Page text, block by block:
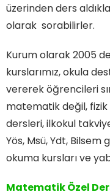
üzerinden ders
olarak sorabilirler.
Kurum olarak 2005
kurslarımız, okula
vererek öğrencileri
matematik değil,
dersleri, ilkokul
Yös, Msü, Ydt, Bilsem
okuma kursları ve
Matematik Özel